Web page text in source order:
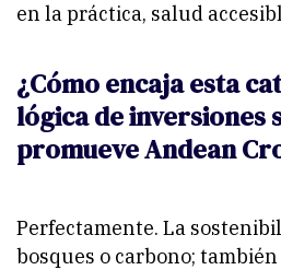
en la práctica, salud
¿Cómo encaja esta
lógica de inversiones
promueve Andean
Perfectamente. La
bosques o carbono;